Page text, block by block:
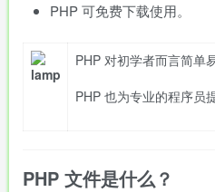
PHP 可免费下载使用。
PHP 对初学者而言简单
PHP 也为专业的程序员
PHP 文件是什么？